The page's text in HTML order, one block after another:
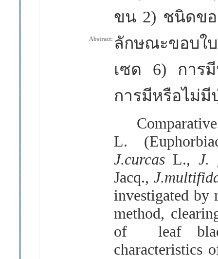
Abstract:
ขน 2) ชนิดขอ
ลักษณะขอบใ
เซด 6) การ
การมีหรือไม่มี
Comparative
L.
J.curcas L.,J.
Jacq.,
investigated by
method,
of leaf
characteristics